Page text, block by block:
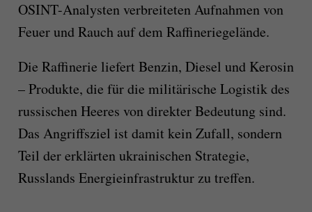
OSINT-Analysten verbreiteten Aufnahmen von
Feuer und Rauch auf dem Raffineriegelände.
Die Raffinerie liefert Benzin, Diesel und Kerosin
– Produkte, die für die militärische Logistik des
russischen Heeres von direkter Bedeutung sind.
Das Angriffsziel ist damit kein Zufall, sondern
Teil der erklärten ukrainischen Strategie,
Russlands Energieinfrastruktur zu treffen.